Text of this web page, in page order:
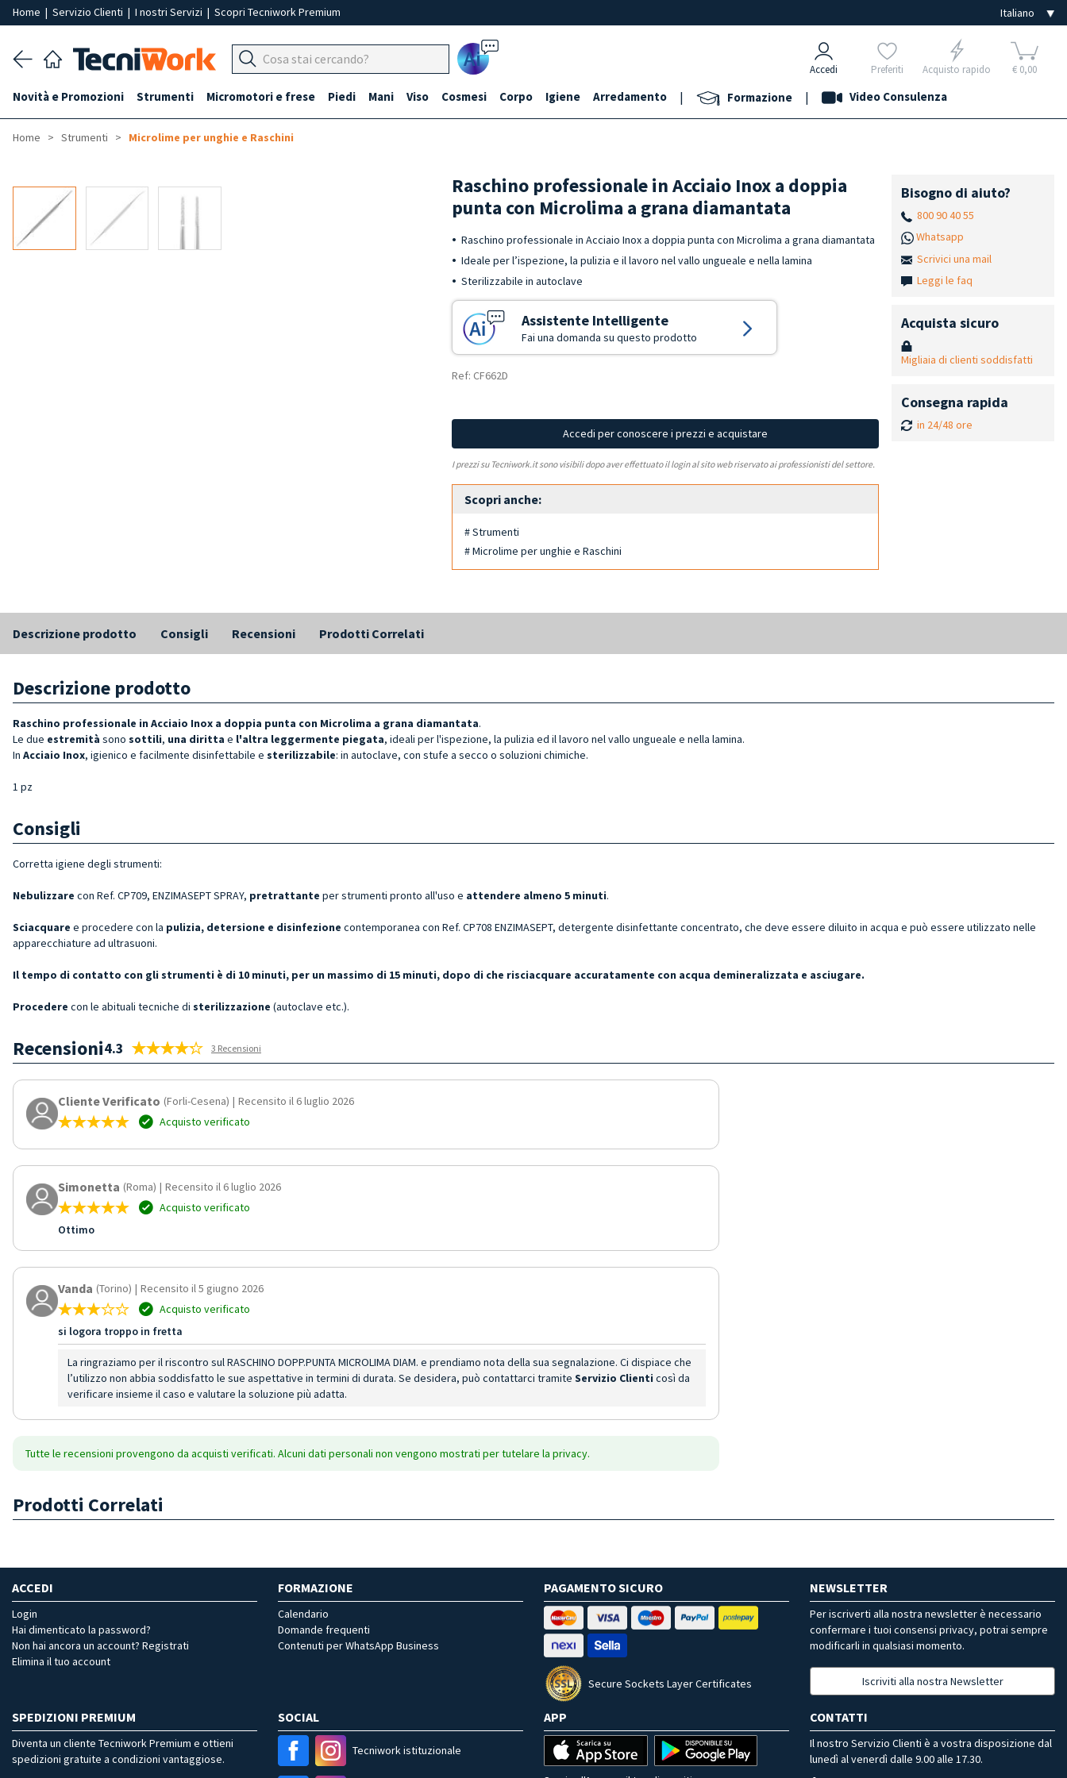
Home | Servizio Clienti | I nostri Servizi | Scopri Tecniwork Premium
Ai Accedi Preferiti Acquisto rapido € 0,00
Novità e Promozioni Strumenti Micromotori e frese Piedi Mani Viso Cosmesi Corpo Igiene Arredamento | Formazione | Video Consulenza
Home Strumenti Microlime per unghie e Raschini
Raschino professionale in Acciaio Inox a doppia
punta con Microlima a grana diamantata
Raschino professionale in Acciaio Inox a doppia punta con Microlima a grana diamantata
Ideale per l’ispezione, la pulizia e il lavoro nel vallo ungueale e nella lamina
Sterilizzabile in autoclave
Assistente Intelligente
Fai una domanda su questo prodotto
Ref: CF662D
Accedi per conoscere i prezzi e acquistare
I prezzi su Tecniwork.it sono visibili dopo aver effettuato il login al sito web riservato ai professionisti del settore.
Scopri anche:
# Strumenti
# Microlime per unghie e Raschini
Bisogno di aiuto?
800 90 40 55
Whatsapp
Scrivici una mail
Leggi le faq
Acquista sicuro
Migliaia di clienti soddisfatti
Consegna rapida
in 24/48 ore
Descrizione prodotto Consigli Recensioni Prodotti Correlati
Descrizione prodotto
Raschino professionale in Acciaio Inox a doppia punta con Microlima a grana diamantata.
Le due estremità sono sottili, una diritta e l'altra leggermente piegata, ideali per l'ispezione, la pulizia ed il lavoro nel vallo ungueale e nella lamina.
In Acciaio Inox, igienico e facilmente disinfettabile e sterilizzabile: in autoclave, con stufe a secco o soluzioni chimiche.
1 pz
Consigli
Corretta igiene degli strumenti:
Nebulizzare con Ref. CP709, ENZIMASEPT SPRAY, pretrattante per strumenti pronto all'uso e attendere almeno 5 minuti.
Sciacquare e procedere con la pulizia, detersione e disinfezione contemporanea con Ref. CP708 ENZIMASEPT, detergente disinfettante concentrato, che deve essere diluito in acqua e può essere utilizzato nelle
apparecchiature ad ultrasuoni.
Il tempo di contatto con gli strumenti è di 10 minuti, per un massimo di 15 minuti, dopo di che risciacquare accuratamente con acqua demineralizzata e asciugare.
Procedere con le abituali tecniche di sterilizzazione (autoclave etc.).
Recensioni4.3 3 Recensioni
Cliente Verificato (Forli-Cesena) | Recensito il 6 luglio 2026
Acquisto verificato
Simonetta (Roma) | Recensito il 6 luglio 2026
Acquisto verificato
Ottimo
Vanda (Torino) | Recensito il 5 giugno 2026
Acquisto verificato
si logora troppo in fretta
La ringraziamo per il riscontro sul RASCHINO DOPP.PUNTA MICROLIMA DIAM. e prendiamo nota della sua segnalazione. Ci dispiace che
l’utilizzo non abbia soddisfatto le sue aspettative in termini di durata. Se desidera, può contattarci tramite Servizio Clienti così da
verificare insieme il caso e valutare la soluzione più adatta.
Tutte le recensioni provengono da acquisti verificati. Alcuni dati personali non vengono mostrati per tutelare la privacy.
Prodotti Correlati
ACCEDI
Login
Hai dimenticato la password?
Non hai ancora un account? Registrati
Elimina il tuo account
FORMAZIONE
Calendario
Domande frequenti
Contenuti per WhatsApp Business
PAGAMENTO SICURO
Secure Sockets Layer Certificates
NEWSLETTER
Per iscriverti alla nostra newsletter è necessario
confermare i tuoi consensi privacy, potrai sempre
modificarli in qualsiasi momento.
Iscriviti alla nostra Newsletter
SPEDIZIONI PREMIUM
Diventa un cliente Tecniwork Premium e ottieni
spedizioni gratuite a condizioni vantaggiose.
SOCIAL
Tecniwork istituzionale
APP CONTATTI
Il nostro Servizio Clienti è a vostra disposizione dal
lunedì al venerdì dalle 9.00 alle 17.30.